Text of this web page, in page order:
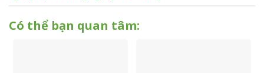
Có thể bạn quan tâm: